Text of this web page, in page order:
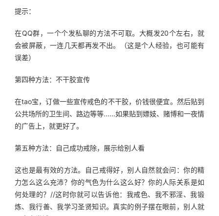
提示：
在QQ群，一个个发私聊的方法不可取。大概发20个左右，就
会被屏蔽，一连几天都再发不出。（这是个人经验，也可能有
误差）
第四种方法：不干胶宣传
在tao宝，订做一些宣传戒色的不干胶，价钱很便宜。然后贴到
公共场所的卫生间、路边等等......如果贴到嫖妓、赌博和一夜情
的广告上，就更好了。
第五种方法：自己成功戒除，展示给别人看
这也是最有效的方法。自己戒得好，别人自然就会问：你的精
力怎么这么充沛？你的气色为什么这么好？你的人际关系是如
何处理的？//这时你就可以告诉他：我戒色、我不邪淫、我锻
炼、我行善、我学习圣贤知识。真实的例子摆在眼前，别人就